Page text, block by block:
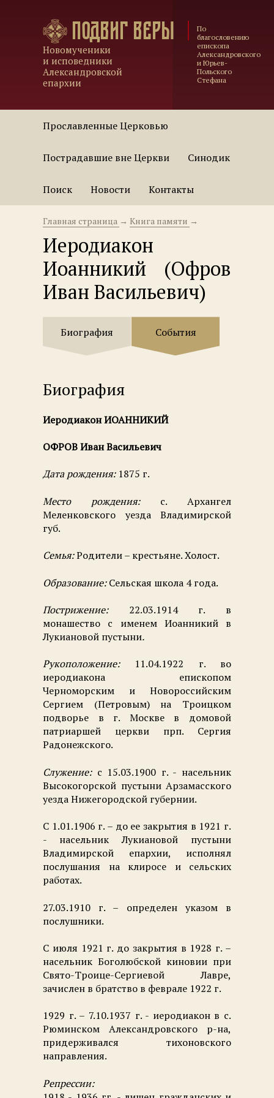
Подвиг веры
Новомученики
и исповедники
Александровской
епархии
По
благословению
епископа
Александровского
и Юрьев-
Польского
Стефана
Прославленные Церковью
Пострадавшие вне Церкви Синодик
Поиск Новости Контакты
Главная страница → Книга памяти →
Иеродиакон
Иоанникий (Офров
Иван Васильевич)
Биография События
Биография
Иеродиакон ИОАННИКИЙ
ОФРОВ Иван Васильевич
Дата рождения: 1875 г.
Место рождения: с. Архангел
Меленковского уезда Владимирской
губ.
Семья:Родители – крестьяне. Холост.
Образование:Сельская школа 4 года.
Пострижение:22.03.1914 г. в
монашество с именем Иоанникий в
Лукиановой пустыни.
Рукоположение:11.04.1922 г. во
иеродиакона епископом
Черноморским и Новороссийским
Сергием (Петровым) на Троицком
подворье в г. Москве в домовой
патриаршей церкви прп. Сергия
Радонежского.
Служение:с 15.03.1900 г. - насельник
Высокогорской пустыни Арзамасского
уезда Нижегородской губернии.
С 1.01.1906 г. – до ее закрытия в 1921 г.
- насельник Лукиановой пустыни
Владимирской епархии, исполнял
послушания на клиросе и сельских
работах.
27.03.1910 г. – определен указом в
послушники.
С июля 1921 г. до закрытия в 1928 г. –
насельник Боголюбской киновии при
Свято-Троице-Сергиевой Лавре,
зачислен в братство в феврале 1922 г.
1929 г. – 7.10.1937 г. - иеродиакон в с.
Рюминском Александровского р-на,
придерживался тихоновского
направления.
Репрессии: